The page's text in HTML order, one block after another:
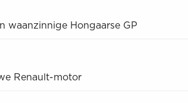
waanzinnige Hongaarse GP
Renault-motor